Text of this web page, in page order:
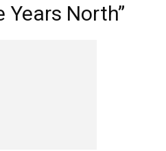
Years North”